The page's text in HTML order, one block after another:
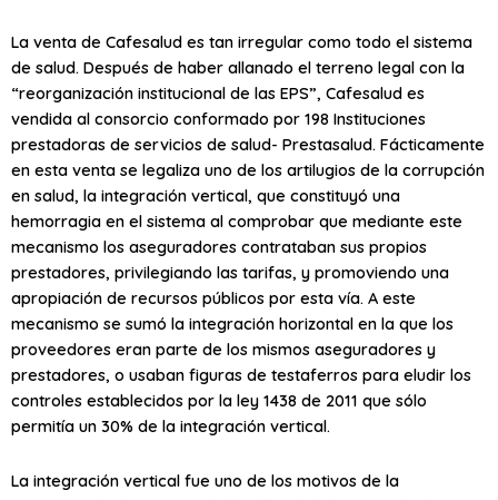
La venta de Cafesalud es tan irregular como todo el sistema
de salud. Después de haber allanado el terreno legal con la
“reorganización institucional de las EPS”, Cafesalud es
vendida al consorcio conformado por 198 Instituciones
prestadoras de servicios de salud- Prestasalud. Fácticamente
en esta venta se legaliza uno de los artilugios de la corrupción
en salud, la integración vertical, que constituyó una
hemorragia en el sistema al comprobar que mediante este
mecanismo los aseguradores contrataban sus propios
prestadores, privilegiando las tarifas, y promoviendo una
apropiación de recursos públicos por esta vía. A este
mecanismo se sumó la integración horizontal en la que los
proveedores eran parte de los mismos aseguradores y
prestadores, o usaban figuras de testaferros para eludir los
controles establecidos por la ley 1438 de 2011 que sólo
permitía un 30% de la integración vertical.
La integración vertical fue uno de los motivos de la